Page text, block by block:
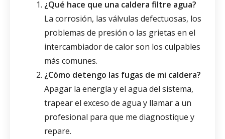
¿Qué hace que una caldera filtre agua?
La corrosión, las válvulas defectuosas, los
problemas de presión o las grietas en el
intercambiador de calor son los culpables
más comunes.
¿Cómo detengo las fugas de mi caldera?
Apagar la energía y el agua del sistema,
trapear el exceso de agua y llamar a un
profesional para que me diagnostique y
repare.